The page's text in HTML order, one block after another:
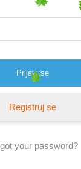
Registruj se
your password?